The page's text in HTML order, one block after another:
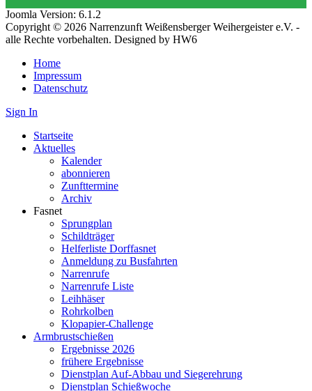
Joomla Version: 6.1.2
Copyright © 2026 Narrenzunft Weißensberger Weihergeister e.V. -
alle Rechte vorbehalten. Designed by HW6
Home
Impressum
Datenschutz
Sign In
Startseite
Aktuelles
Kalender
abonnieren
Zunfttermine
Archiv
Fasnet
Sprungplan
Schildträger
Helferliste Dorffasnet
Anmeldung zu Busfahrten
Narrenrufe
Narrenrufe Liste
Leihhäser
Rohrkolben
Klopapier-Challenge
Armbrustschießen
Ergebnisse 2026
frühere Ergebnisse
Dienstplan Auf-Abbau und Siegerehrung
Dienstplan Schießwoche